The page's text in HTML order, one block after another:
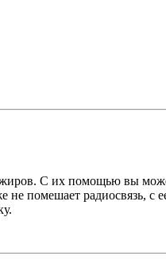
С их помощью вы
помешает радиосвязь, с